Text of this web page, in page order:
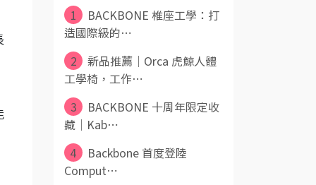
1
BACKBONE 椎座工學：打
造國際級的⋯
2
新品推薦｜Orca 虎鯨人體
工學椅，工作⋯
3
BACKBONE 十周年限定收
藏｜Kab⋯
4
Backbone 首度登陸
Comput⋯